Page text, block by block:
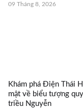
09 Tháng 8, 2026
Khám phá Điện Thái
mật về biểu tượng
triều Nguyễn